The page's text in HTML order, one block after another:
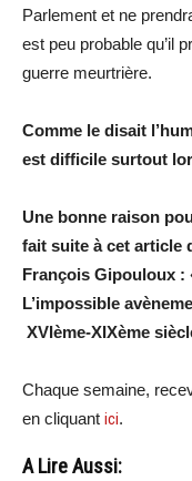
Parlement et ne
est peu probable qu’il
guerre meurtrière.
Comme le disait
est difficile surtout
Une bonne raison
fait suite à cet article
François Gipouloux :
L’impossible
XVIème-XIXème
Chaque semaine,
en cliquant ici.
A Lire Aussi: